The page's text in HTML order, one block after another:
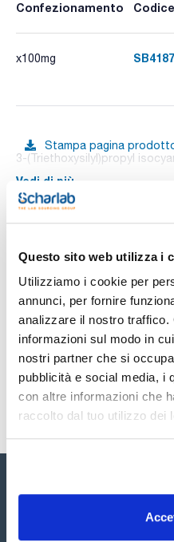
Questo sito web utilizza i
Utilizziamo i cookie per
annunci, per fornire
analizzare il nostro traffico.
informazioni sul modo in
nostri partner che si
pubblicità e social media, i
con altre informazioni che
raccolto dal tuo utilizzo dei
Confezionamento Codice
x100mg
Stampa pagina
3-(Triethoxysilyl)propyl
Vedi di più
Documentazione
TDS / Scheda tecnica
Registrati per i download
Sicurezza
Registrati per i download